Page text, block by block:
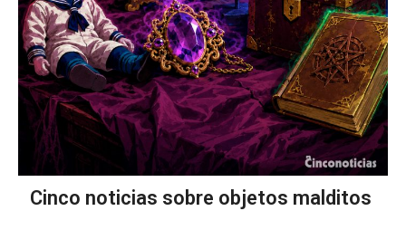
Cinco noticias sobre objetos malditos